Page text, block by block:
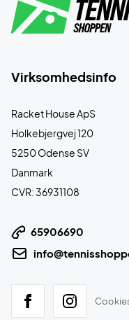
Virksomhedsinfo
Racket House ApS
Holkebjergvej 120
5250 Odense SV
Danmark
CVR: 36931108
65906690